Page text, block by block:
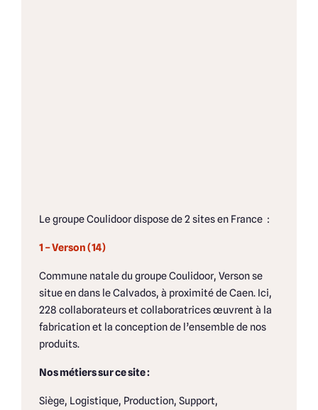
Le groupe Coulidoor dispose de 2 sites en France :
1 – Verson (14)
Commune natale du groupe Coulidoor, Verson se
situe en dans le Calvados, à proximité de Caen. Ici,
228 collaborateurs et collaboratrices œuvrent à la
fabrication et la conception de l’ensemble de nos
produits.
Nos métiers sur ce site :
Siège, Logistique, Production, Support,